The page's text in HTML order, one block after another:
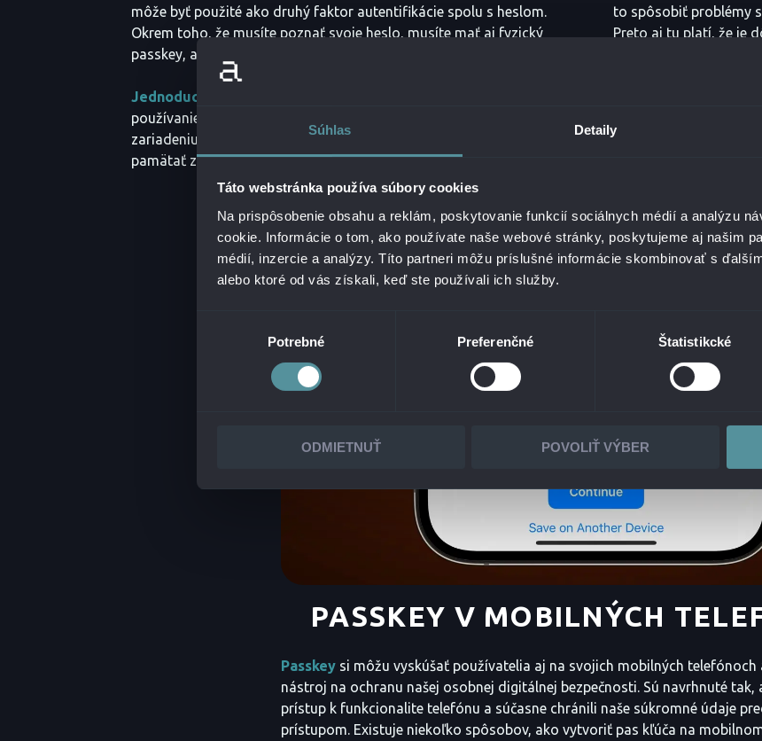
Súhlas Detaily
Táto webstránka používa súbory cookies
Na prispôsobenie obsahu a reklám, poskytovanie funkcií sociálnych médií a analýzu
cookie. Informácie o tom, ako používate naše webové stránky, poskytujeme aj našim
médií, inzercie a analýzy. Títo partneri môžu príslušné informácie skombinovať s
alebo ktoré od vás získali, keď ste používali ich služby.
Potrebné Preferenčné Štatistikcké
ODMIETNUŤ POVOLIŤ VÝBER
môže byť použité ako druhý faktor autentifikácie spolu s heslom.
Okrem toho, že musíte poznať svoje heslo, musíte mať aj fyzický
passkey, aby ste sa mohli prihlásiť.
Jednoduchosť použitia:
používanie. Stačí ich pripojiť k počítaču, telefónu alebo inému
zariadeniu a autentifikácia prebehne automaticky. Nemusíte si
pamätať zložité heslá, pretože passkey slúži ako autentifikačný token.
to spôsobiť problémy
Preto aj tu platí, že je
dodatočnými
passkey zdarma, iné
nákupu passkey je
PASSKEY V MOBILNÝCH
Passkey si môžu vyskúšať používatelia aj na svojich mobilných
nástroj na ochranu našej osobnej digitálnej bezpečnosti. Sú navrhnuté tak,
prístup k funkcionalite telefónu a súčasne chránili naše súkromné údaje
prístupom. Existuje niekoľko spôsobov, ako vytvoriť pas kľúča na